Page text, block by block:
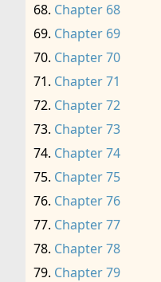
Chapter 68
Chapter 69
Chapter 70
Chapter 71
Chapter 72
Chapter 73
Chapter 74
Chapter 75
Chapter 76
Chapter 77
Chapter 78
Chapter 79